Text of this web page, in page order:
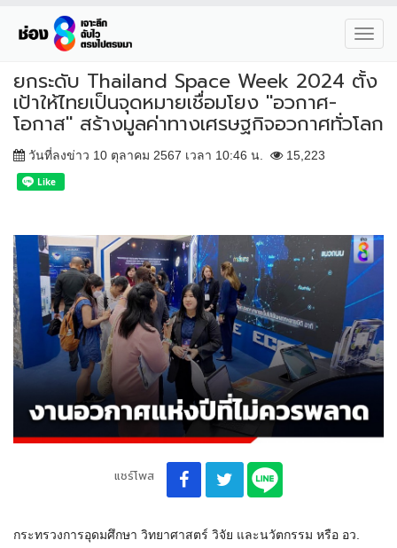
ยกระดับ Thailand Space Week 2024 ตั้ง
เป้าให้ไทยเป็นจุดหมายเชื่อมโยง "อวกาศ-
โอกาส" สร้างมูลค่าทางเศรษฐกิจอวกาศทั่วโลก
วันที่ลงข่าว 10 ตุลาคม 2567 เวลา 10:46 น. 15,223
แชร์โพส
กระทรวงการอุดมศึกษา วิทยาศาสตร์ วิจัย และนวัตกรรม หรือ อว.